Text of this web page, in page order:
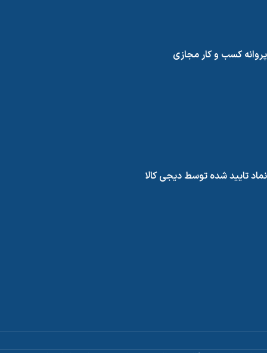
پروانه کسب و کار مجازی
نماد تایید شده توسط دیجی کالا